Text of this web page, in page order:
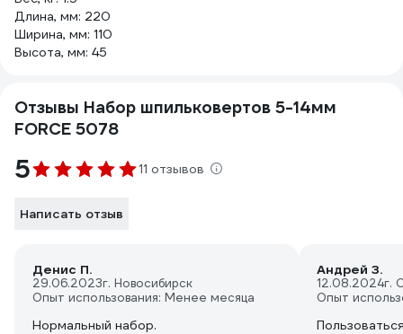
Длина, мм: 220
Ширина, мм: 110
Высота, мм: 45
Отзывы Набор шпильковертов 5-14мм
FORCE 5078
5 11 отзывов
Написать отзыв
Денис П.
29.06.2023г. Новосибирск
Опыт использования: Менее месяца
Нормальный набор.
Андрей З.
12.08.2024г.
Опыт